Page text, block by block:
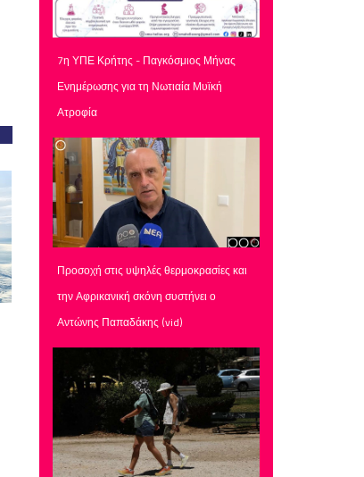
7η ΥΠΕ Κρήτης - Παγκόσμιος Μήνας
Ενημέρωσης για τη Νωτιαία Μυϊκή
Ατροφία
Προσοχή στις υψηλές θερμοκρασίες και
την Αφρικανική σκόνη συστήνει ο
Αντώνης Παπαδάκης (vid)